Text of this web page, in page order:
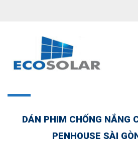
DÁN PHIM CHỐNG NẮNG
PENHOUSE SÀI